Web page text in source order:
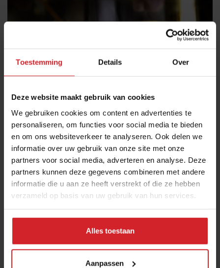
Toestemming Details Over
Deze website maakt gebruik van cookies
We gebruiken cookies om content en advertenties te
personaliseren, om functies voor social media te bieden
en om ons websiteverkeer te analyseren. Ook delen we
informatie over uw gebruik van onze site met onze
partners voor social media, adverteren en analyse. Deze
partners kunnen deze gegevens combineren met andere
informatie die u aan ze heeft verstrekt of die ze hebben
verzameld op basis van uw gebruik van hun services.
Alles toestaan
Aanpassen
De FEBO-formule: over succes en zakelijkheid
De serious business van een cultonderneming
3 april 2021 | 8 min